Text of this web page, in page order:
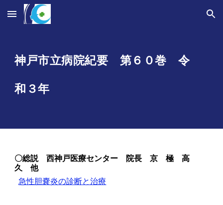
Skip to main content Skip to navigation
神戸市立病院紀要 第６０巻 令
和 ３年
〇総説 西神戸医療センター 院長 京 極 高
久 他
急性胆嚢炎の診断と治療